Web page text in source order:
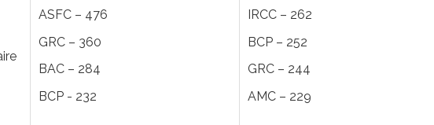
ASFC – 476
GRC – 360
BAC – 284
BCP - 232
IRCC – 262
BCP – 252
GRC – 244
AMC – 229